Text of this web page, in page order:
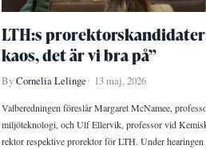
LTH:s
kaos, det är vi bra på”
ByCornelia Lelinge 13 maj, 2026
Valberedningen föreslår Margaret McNamee,
miljöteknologi, och Ulf Ellervik, professor vid
rektor respektive prorektor för LTH. Under